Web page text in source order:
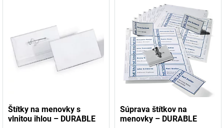
Štítky na menovky s
vlnitou ihlou – DURABLE
Súprava štítkov na
menovky – DURABLE